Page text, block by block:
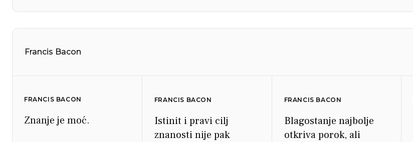
Francis Bacon
FRANCIS BACON
Znanje je moć.
FRANCIS BACON
Istinit i pravi cilj
znanosti nije pak
FRANCIS BACON
Blagostanje najbolje
otkriva porok, ali